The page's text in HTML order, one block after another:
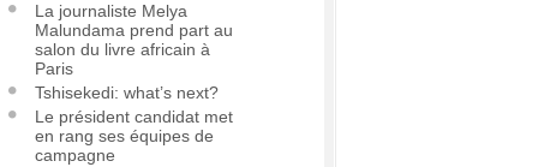
La journaliste Melya
Malundama prend part au
salon du livre africain à
Paris
Tshisekedi: what’s next?
Le président candidat met
en rang ses équipes de
campagne